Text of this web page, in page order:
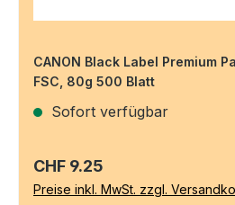
CANON Black Label Premium
FSC, 80g 500 Blatt
Sofort verfügbar
Regulärer Preis:
CHF 9.25
Preise inkl. MwSt. zzgl.